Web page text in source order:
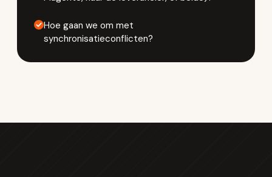
Hoe gaan we om met
synchronisatieconflicten?